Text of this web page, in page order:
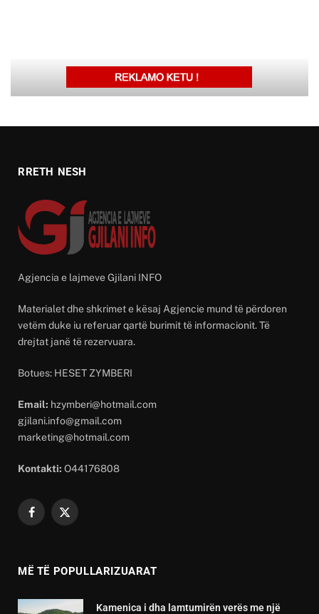
RRETH NESH
Agjencia e lajmeve Gjilani INFO
Materialet dhe shkrimet e kësaj Agjencie mund të përdoren
vetëm duke iu referuar qartë burimit të informacionit. Të
drejtat janë të rezervuara.
Botues: HESET ZYMBERI
Email: hzymberi@hotmail.com
gjilani.info@gmail.com
marketing@hotmail.com
Kontakti: O44176808
Facebook
X
MË TË POPULLARIZUARAT
Kamenica i dha lamtumirën verës me një